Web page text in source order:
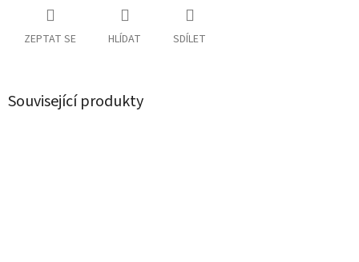
ZEPTAT SE HLÍDAT SDÍLET
Související produkty